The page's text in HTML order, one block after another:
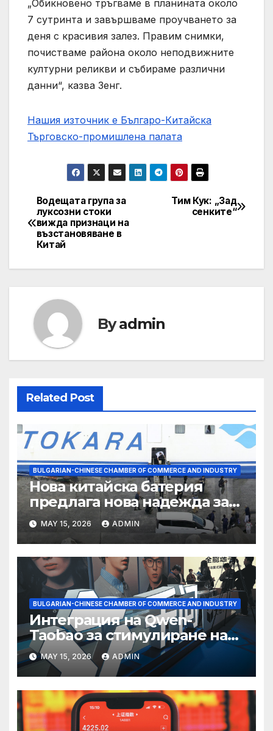
„Обикновено тръгваме в планината около
7 сутринта и завършваме проучването за
деня с красивия залез. Правим снимки,
почистваме района около неподвижните
културни реликви и събираме различни
данни“, казва Зенг.
Нашия източник е Българо-Китайска
Търговско-промишлена палaта
Post
navigation
Тим Кук: „Зад
сенките“
Водещата група за
луксозни стоки
вижда признаци на
възстановяване в
Китай
Byadmin
Related Post
BULGARIAN-CHINESE CHAMBER OF COMMERCE AND INDUSTRY
Нова китайска батерия
предлага нова надежда за
съхранение на водород
MAY 15, 2026 ADMIN
BULGARIAN-CHINESE CHAMBER OF COMMERCE AND INDUSTRY
Интеграция на Qwen-
Taobao за стимулиране на
пазаруването 618
MAY 15, 2026 ADMIN